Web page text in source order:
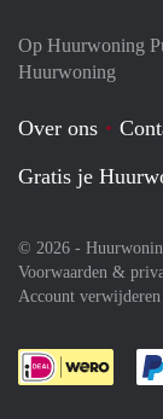
Op Huurwoning
Huurwoning
Over ons
Gratis je
© 2026 -
Voorwaarden &
Account verwijderen